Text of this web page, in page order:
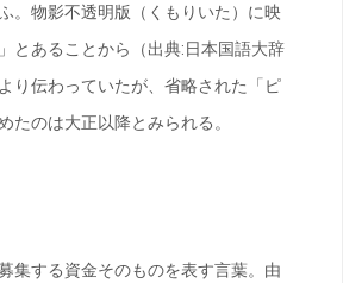
。物影不透明版（くもりいた）に映
とあることから（出典:日本国語大辞
り伝わっていたが、省略された「ピ
たのは大正以降とみられる。
集する資金そのものを表す言葉。由